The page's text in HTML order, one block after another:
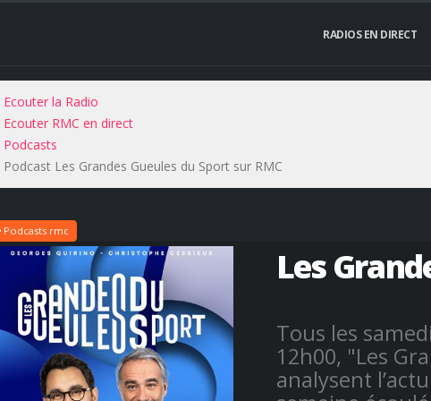
RADIOS EN DIRECT
Ecouter la Radio
Ecouter RMC en direct
Podcasts
Podcast Les Grandes Gueules du Sport sur RMC
Podcasts rmc
Les
Tous les
12h00, "Les
analysent